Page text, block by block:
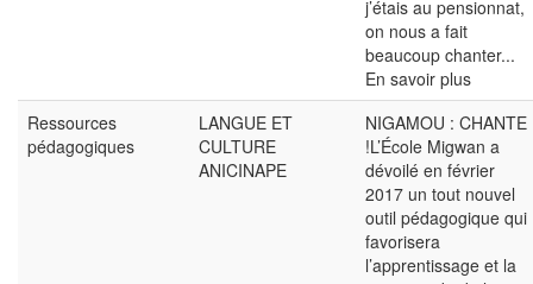
j’étais au pensionnat,
on nous a fait
beaucoup chanter...
En savoir plus
Ressources
pédagogiques
LANGUE ET
CULTURE
ANICINAPE
NIGAMOU : CHANTE
!L’École Migwan a
dévoilé en février
2017 un tout nouvel
outil pédagogique qui
favorisera
l’apprentissage et la